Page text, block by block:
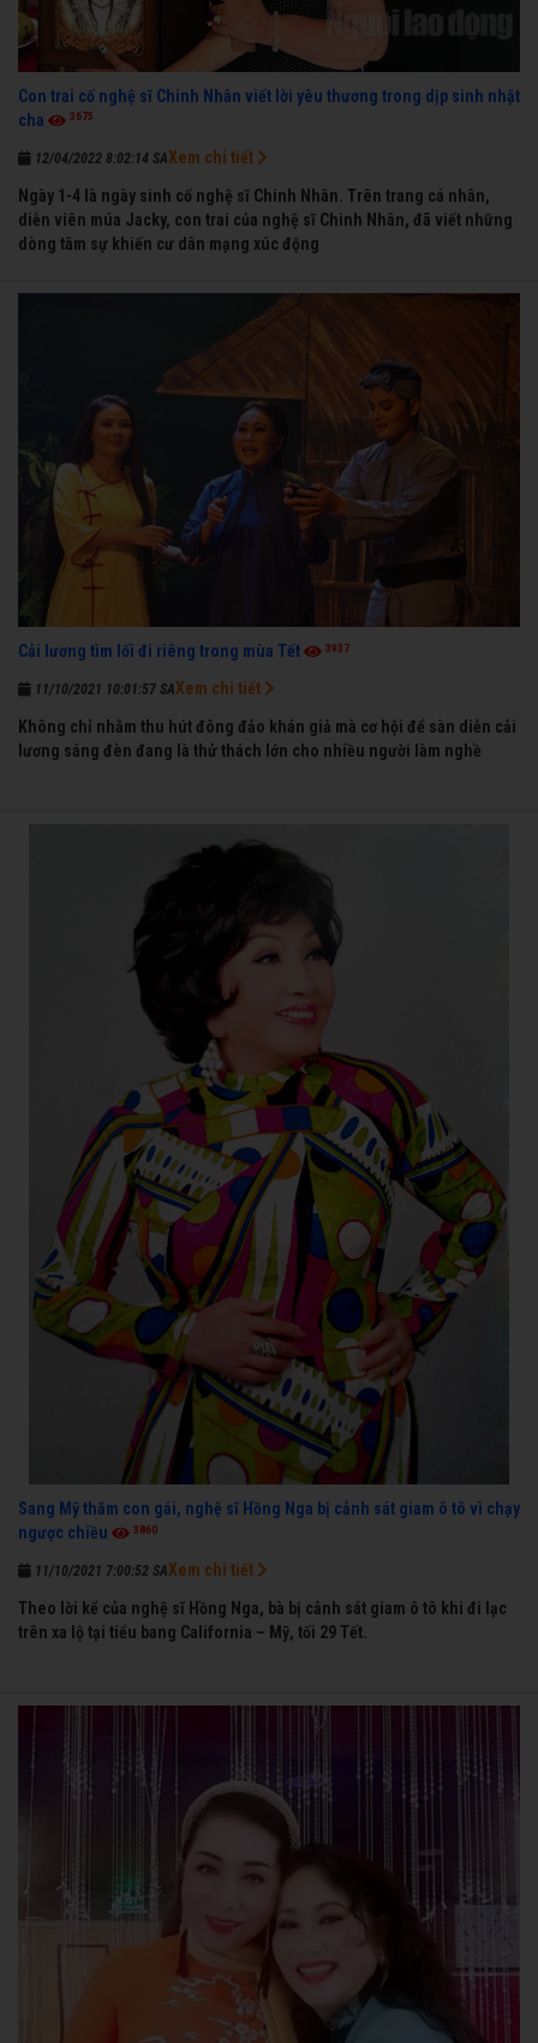
Con trai cố nghệ sĩ Chinh Nhân viết lời yêu thương trong dịp sinh nhật
cha
3675
12/04/2022 8:02:14 SA
Ngày 1-4 là ngày sinh cố nghệ sĩ Chinh Nhân. Trên trang cá nhân,
diễn viên múa Jacky, con trai của nghệ sĩ Chinh Nhân, đã viết những
dòng tâm sự khiến cư dân mạng xúc động
Xem chi tiết
Cải lương tìm lối đi riêng trong mùa Tết 3937
11/10/2021 10:01:57 SA
Không chỉ nhằm thu hút đông đảo khán giả mà cơ hội để sàn diễn cải
lương sáng đèn đang là thử thách lớn cho nhiều người làm nghề
Xem chi tiết
Sang Mỹ thăm con gái, nghệ sĩ Hồng Nga bị cảnh sát giam ô tô vì chạy
ngược chiều
3860
11/10/2021 7:00:52 SA
Theo lời kể của nghệ sĩ Hồng Nga, bà bị cảnh sát giam ô tô khi đi lạc
trên xa lộ tại tiểu bang California – Mỹ, tối 29 Tết.
Xem chi tiết